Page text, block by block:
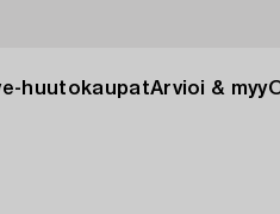
huutokaupatArvioi & myy